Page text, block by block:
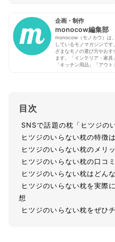
企画・制作
monocow編集部
monocow（モノカウ）は
しているモノマガジンで
ざまなモノの選び方やお
ます。「インテリア・家具
「キッチン用品」「アウ
目次
SNSで話題の枕「ヒツジの
ヒツジのいらない枕の特徴
ヒツジのいらない枕のメリ
ヒツジのいらない枕の口コ
ヒツジのいらない枕はどん
ヒツジのいらない枕を実際
想
ヒツジのいらない枕をぜひ